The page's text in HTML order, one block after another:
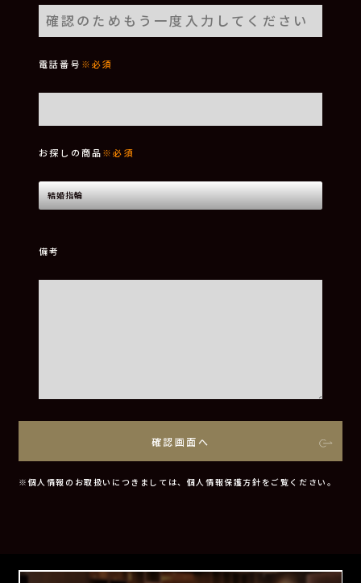
電話番号 ※必須
お探しの商品※必須
備考
※個人情報のお取扱いにつきましては、個人情報保護方針をご覧ください。